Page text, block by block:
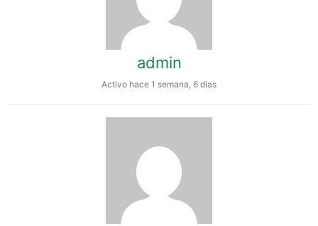
admin
Activo hace 1 semana, 6 dias